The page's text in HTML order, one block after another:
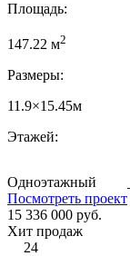
Площадь:
147.22 м2
Размеры:
11.9×15.45м
Этажей:
Одноэтажный
Посмотреть проект
15 336 000 руб.
Хит продаж
24